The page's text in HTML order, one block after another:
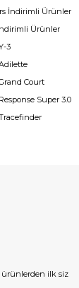
İndirimli Ürünler
Ürünler
3
Court
Super 3.0
ürünlerden ilk siz